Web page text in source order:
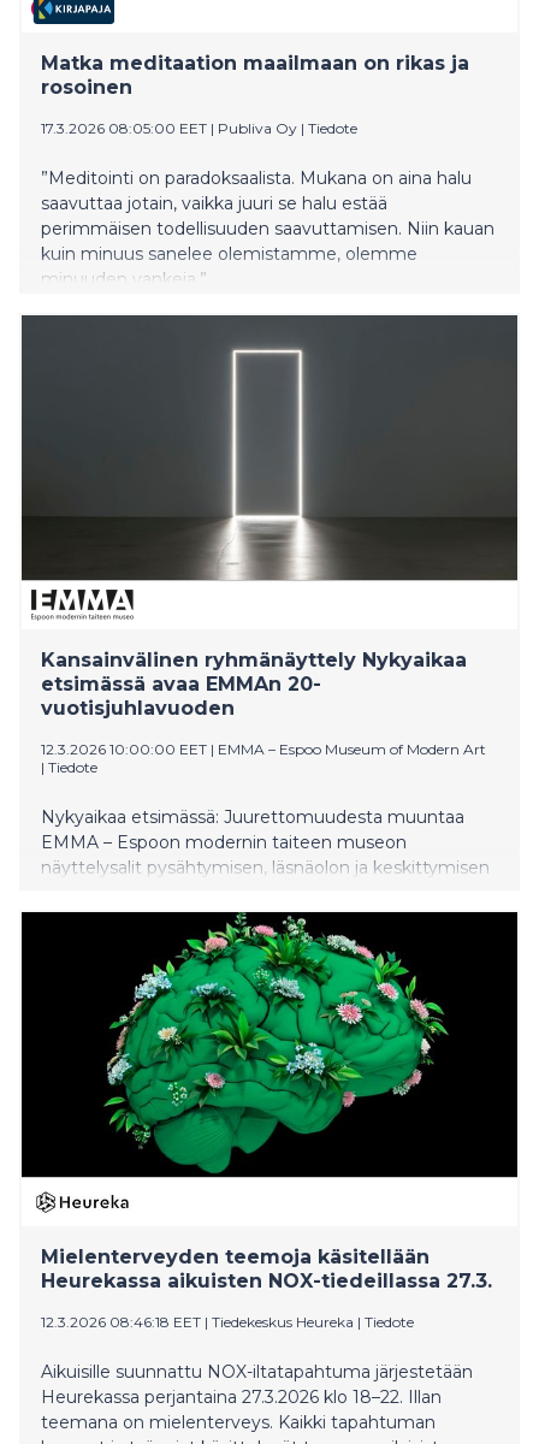
Matka meditaation maailmaan on rikas ja
rosoinen
17.3.2026 08:05:00 EET | Publiva Oy | Tiedote
”Meditointi on paradoksaalista. Mukana on aina halu
saa­vuttaa jotain, vaikka juuri se halu estää
perimmäisen todel­lisuuden saavuttamisen. Niin kauan
kuin minuus sanelee olemistamme, olemme
minuuden vankeja.”
Kansainvälinen ryhmänäyttely Nykyaikaa
etsimässä avaa EMMAn 20-
vuotisjuhlavuoden
12.3.2026 10:00:00 EET | EMMA – Espoo Museum of Modern Art
| Tiedote
Nykyaikaa etsimässä: Juurettomuudesta muuntaa
EMMA – Espoon modernin taiteen museon
näyttelysalit pysähtymisen, läsnäolon ja keskittymisen
juurettomuuden teemat. Näyttely tutkii taiteen
keinoja auttaa meitä asettumaan maailmaan, joka on
jatkuvassa liikkeessä. Kokonaisuus tuo yhteen
installaatioita, eri aisteja herättäviä sekä osallistavia
teoksia 13 keskeiseltä nykytaiteilijalta.
Mielenterveyden teemoja käsitellään
Heurekassa aikuisten NOX-tiedeillassa 27.3.
12.3.2026 08:46:18 EET | Tiedekeskus Heureka | Tiedote
Aikuisille suunnattu NOX-iltatapahtuma järjestetään
Heurekassa perjantaina 27.3.2026 klo 18–22. Illan
teemana on mielenterveys. Kaikki tapahtuman